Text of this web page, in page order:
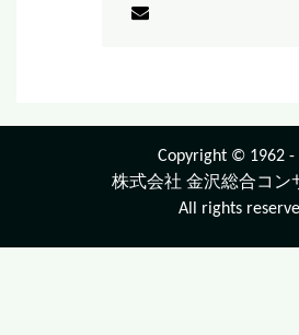
Copyright © 1962 -
株式会社 金沢総合コン
All rights